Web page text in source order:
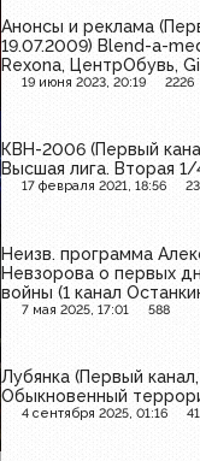
Анонсы и реклама
19.07.2009) Blend-a-
Rexona, ЦентрОбувь,
Wella, Greenfield, Bio
19 июня 2023, 20:19 2226
КВН-2006 (Первый
Высшая лига. Вторая
17 февраля 2021, 18:56
Неизв. программа
Невзорова о первых
войны (1 канал
1994)
7 мая 2025, 17:01 588
Лубянка (Первый
Обыкновенный
4 сентября 2025, 01:16